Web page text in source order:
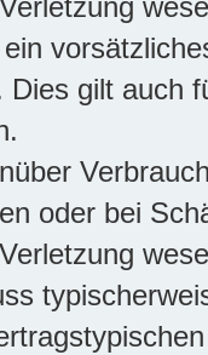
Dies gilt auch
oder bei